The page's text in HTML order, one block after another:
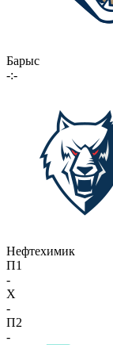
Барыс
-:-
Нефтехимик
П1
-
X
-
П2
-